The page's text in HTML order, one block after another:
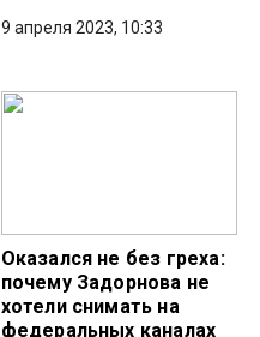
9 апреля 2023, 10:33
Оказался не без греха:
почему Задорнова не
хотели снимать на
федеральных каналах